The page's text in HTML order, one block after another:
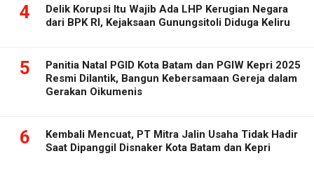
4
Delik Korupsi Itu Wajib Ada LHP Kerugian Negara
dari BPK RI, Kejaksaan Gunungsitoli Diduga Keliru
5
Panitia Natal PGID Kota Batam dan PGIW Kepri 2025
Resmi Dilantik, Bangun Kebersamaan Gereja dalam
Gerakan Oikumenis
6
Kembali Mencuat, PT Mitra Jalin Usaha Tidak Hadir
Saat Dipanggil Disnaker Kota Batam dan Kepri